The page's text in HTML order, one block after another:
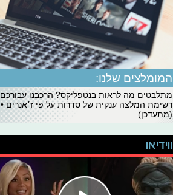
המומלצים שלנו:
מתלבטים מה לראות בנטפליקס? הרכבנו עבורכם
רשימת המלצה ענקית של סדרות על פי ז׳אנרים •
(מתעדכן)
ווידיאו